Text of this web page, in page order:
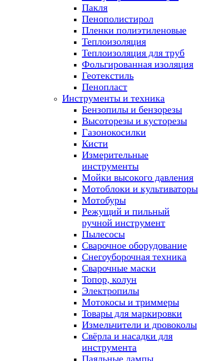
Пакля
Пенополистирол
Пленки полиэтиленовые
Теплоизоляция
Теплоизоляция для труб
Фольгированная изоляция
Геотекстиль
Пенопласт
Инструменты и техника
Бензопилы и бензорезы
Высоторезы и кусторезы
Газонокосилки
Кисти
Измерительные
инструменты
Мойки высокого давления
Мотоблоки и культиваторы
Мотобуры
Режущий и пильный
ручной инструмент
Пылесосы
Сварочное оборудование
Снегоуборочная техника
Сварочные маски
Топор, колун
Электропилы
Мотокосы и триммеры
Товары для маркировки
Измельчители и дровоколы
Свёрла и насадки для
инструмента
Паяльные лампы